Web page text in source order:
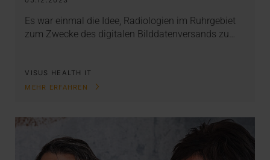
Es war einmal die Idee, Radiologien im Ruhrgebiet
zum Zwecke des digitalen Bilddatenversands zu…
VISUS HEALTH IT
MEHR ERFAHREN